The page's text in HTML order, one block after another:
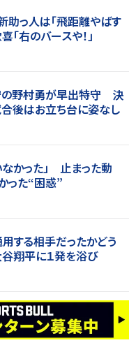
っ人は「飛距離やばす
右のバースや！」
の野村勇が早出特守 決
後はお立ち台に姿なし
かった」 止まった動
った“困惑”
する相手だったかどう
翔平に１発を浴び